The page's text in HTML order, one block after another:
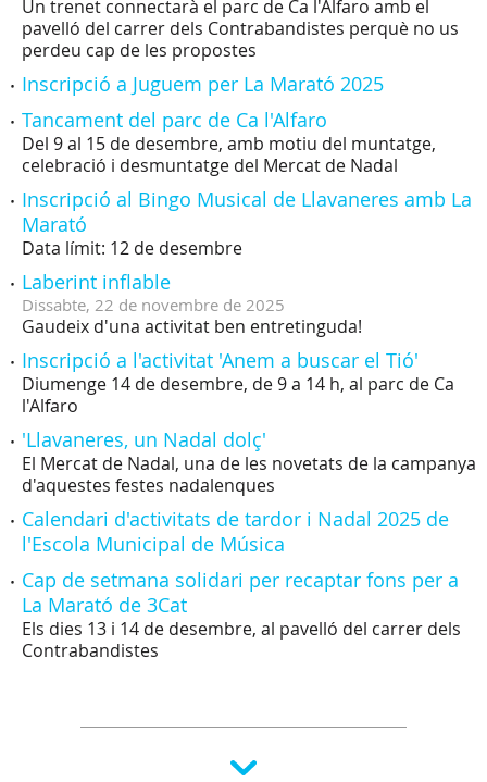
Un trenet connectarà el parc de Ca l'Alfaro amb el
pavelló del carrer dels Contrabandistes perquè no us
perdeu cap de les propostes
Inscripció a Juguem per La Marató 2025
Tancament del parc de Ca l'Alfaro
Del 9 al 15 de desembre, amb motiu del muntatge,
celebració i desmuntatge del Mercat de Nadal
Inscripció al Bingo Musical de Llavaneres amb La
Marató
Data límit: 12 de desembre
Laberint inflable
Dissabte, 22 de novembre de 2025
Gaudeix d'una activitat ben entretinguda!
Inscripció a l'activitat 'Anem a buscar el Tió'
Diumenge 14 de desembre, de 9 a 14 h, al parc de Ca
l'Alfaro
'Llavaneres, un Nadal dolç'
El Mercat de Nadal, una de les novetats de la campanya
d'aquestes festes nadalenques
Calendari d'activitats de tardor i Nadal 2025 de
l'Escola Municipal de Música
Cap de setmana solidari per recaptar fons per a
La Marató de 3Cat
Els dies 13 i 14 de desembre, al pavelló del carrer dels
Contrabandistes